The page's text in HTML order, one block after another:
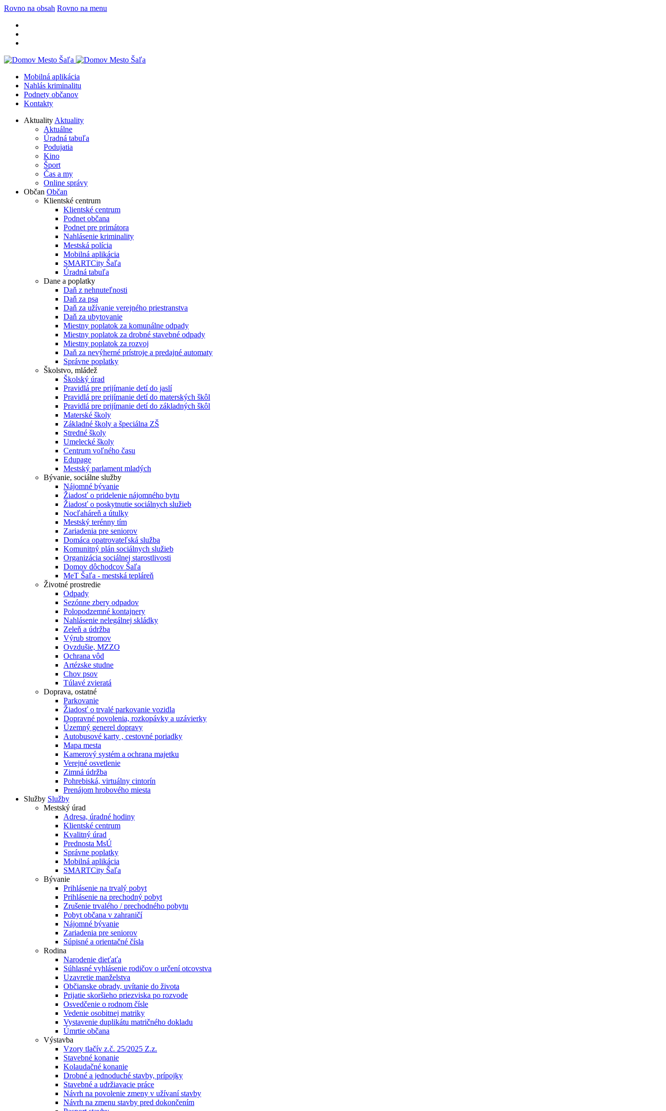
Rovno na obsah Rovno na menu
Mobilná aplikácia
Nahlás kriminalitu
Podnety občanov
Kontakty
Aktuality Aktuality
Aktuálne
Úradná tabuľa
Podujatia
Kino
Šport
Čas a my
Online správy
Občan Občan
Klientské centrum
Klientské centrum
Podnet občana
Podnet pre primátora
Nahlásenie kriminality
Mestská polícia
Mobilná aplikácia
SMARTCity Šaľa
Úradná tabuľa
Dane a poplatky
Daň z nehnuteľnosti
Daň za psa
Daň za užívanie verejného priestranstva
Daň za ubytovanie
Miestny poplatok za komunálne odpady
Miestny poplatok za drobné stavebné odpady
Miestny poplatok za rozvoj
Daň za nevýherné prístroje a predajné automaty
Správne poplatky
Školstvo, mládež
Školský úrad
Pravidlá pre prijímanie detí do jaslí
Pravidlá pre prijímanie detí do materských škôl
Pravidlá pre prijímanie detí do základných škôl
Materské školy
Základné školy a špeciálna ZŠ
Stredné školy
Umelecké školy
Centrum voľného času
Edupage
Mestský parlament mladých
Bývanie, sociálne služby
Nájomné bývanie
Žiadosť o pridelenie nájomného bytu
Žiadosť o poskytnutie sociálnych služieb
Nocľaháreň a útulky
Mestský terénny tím
Zariadenia pre seniorov
Domáca opatrovateľská služba
Komunitný plán sociálnych služieb
Organizácia sociálnej starostlivosti
Domov dôchodcov Šaľa
MeT Šaľa - mestská tepláreň
Životné prostredie
Odpady
Sezónne zbery odpadov
Polopodzemné kontajnery
Nahlásenie nelegálnej skládky
Zeleň a údržba
Výrub stromov
Ovzdušie, MZZO
Ochrana vôd
Artézske studne
Chov psov
Túlavé zvieratá
Doprava, ostatné
Parkovanie
Žiadosť o trvalé parkovanie vozidla
Dopravné povolenia, rozkopávky a uzávierky
Územný generel dopravy
Autobusové karty , cestovné poriadky
Mapa mesta
Kamerový systém a ochrana majetku
Verejné osvetlenie
Zimná údržba
Pohrebiská, virtuálny cintorín
Prenájom hrobového miesta
Služby Služby
Mestský úrad
Adresa, úradné hodiny
Klientské centrum
Kvalitný úrad
Prednosta MsÚ
Správne poplatky
Mobilná aplikácia
SMARTCity Šaľa
Bývanie
Prihlásenie na trvalý pobyt
Prihlásenie na prechodný pobyt
Zrušenie trvalého / prechodného pobytu
Pobyt občana v zahraničí
Nájomné bývanie
Zariadenia pre seniorov
Súpisné a orientačné čísla
Rodina
Narodenie dieťaťa
Súhlasné vyhlásenie rodičov o určení otcovstva
Uzavretie manželstva
Občianske obrady, uvítanie do života
Prijatie skoršieho priezviska po rozvode
Osvedčenie o rodnom čísle
Vedenie osobitnej matriky
Vystavenie duplikátu matričného dokladu
Úmrtie občana
Výstavba
Vzory tlačív z.č. 25/2025 Z.z.
Stavebné konanie
Kolaudačné konanie
Drobné a jednoduché stavby, prípojky
Stavebné a udržiavacie práce
Návrh na povolenie zmeny v užívaní stavby
Návrh na zmenu stavby pred dokončením